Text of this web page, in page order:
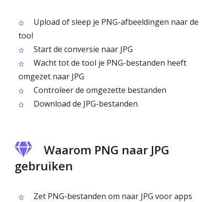
Upload of sleep je PNG-afbeeldingen naar de
tool
Start de conversie naar JPG
Wacht tot de tool je PNG-bestanden heeft
omgezet naar JPG
Controleer de omgezette bestanden
Download de JPG-bestanden
Waarom PNG naar JPG
gebruiken
Zet PNG-bestanden om naar JPG voor apps